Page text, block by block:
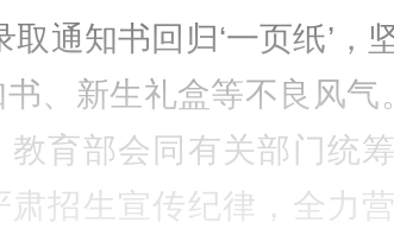
取通知书回归‘一页纸’，
、新生礼盒等不良风气
教育部会同有关部门统
肃招生宣传纪律，全力